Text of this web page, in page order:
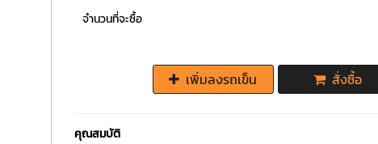
จำนวนที่จะซื้อ
เพิ่มลงรถเข็น สั่งซื้อ
คุณสมบัติ